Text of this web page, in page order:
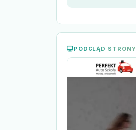
PODGLĄD STRONY